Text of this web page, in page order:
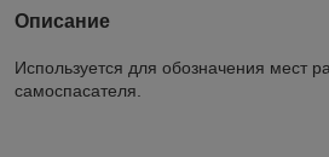
Описание
Используется для обозначения мест
самоспасателя.